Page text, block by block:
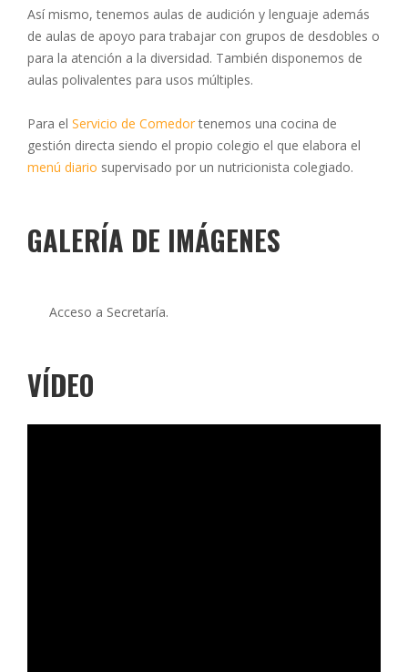
Así mismo, tenemos aulas de audición y lenguaje además
de aulas de apoyo para trabajar con grupos de desdobles o
para la atención a la diversidad. También disponemos de
aulas polivalentes para usos múltiples.
Para el Servicio de Comedortenemos una cocina de
gestión directa siendo el propio colegio el que elabora el
menú diario supervisado por un nutricionista colegiado.
GALERÍA DE IMÁGENES
Acceso a Secretaría.
VÍDEO